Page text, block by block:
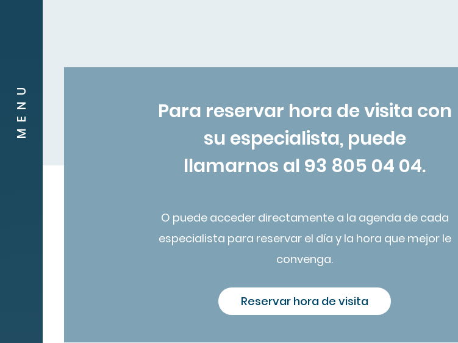
MENU
Para reservar hora de visita con
su especialista, puede
llamarnos al 93 805 04 04.
O puede acceder directamente a la agenda de cada
especialista para reservar el día y la hora que mejor le
convenga.
Reservar hora de visita